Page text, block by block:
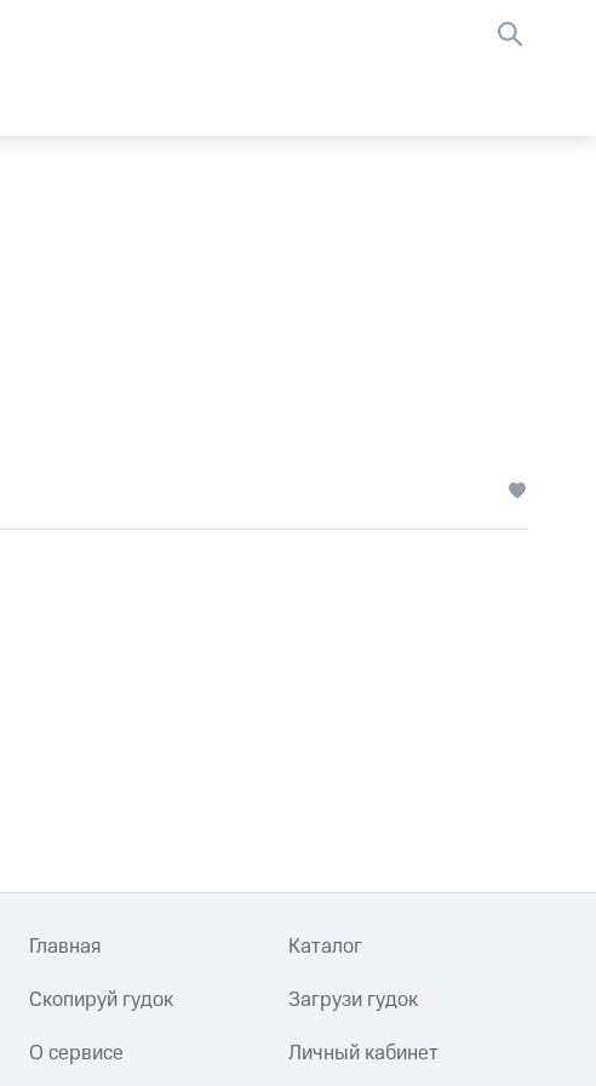
Главная Каталог
Скопируй гудок Загрузи гудок
О сервисе Личный кабинет